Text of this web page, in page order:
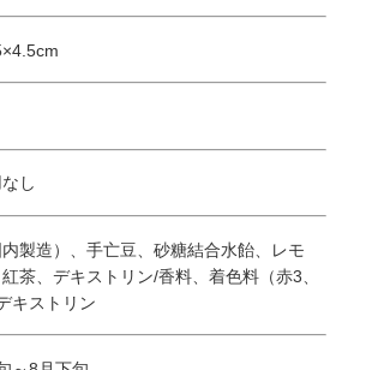
し
製造）、手亡豆、砂糖結合水飴、レモ
茶、デキストリン/香料、着色料（赤3、
キストリン